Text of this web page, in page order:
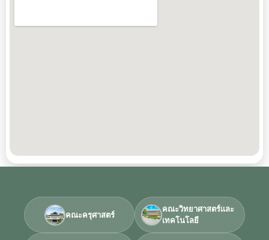
คณะครุศาสตร์
คณะวิทยาศาสตร์และ
เทคโนโลยี